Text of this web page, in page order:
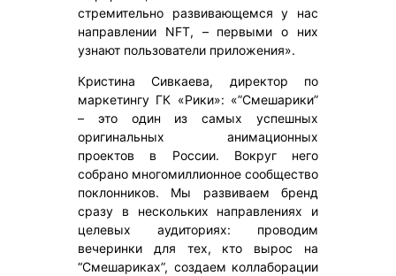
стремительно развивающемся у нас
направлении NFT, – первыми о них
узнают пользователи приложения».
Кристина Сивкаева, директор по
маркетингу ГК «Рики»: «”Смешарики”
– это один из самых успешных
оригинальных анимационных
проектов в России. Вокруг него
собрано многомиллионное сообщество
поклонников. Мы развиваем бренд
сразу в нескольких направлениях и
целевых аудиториях: проводим
вечеринки для тех, кто вырос на
“Смешариках”, создаем коллаборации